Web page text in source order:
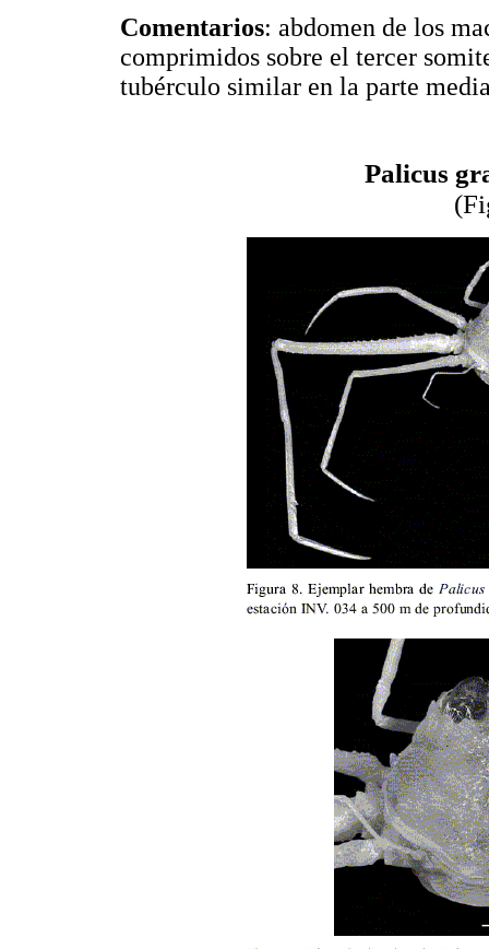
Comentarios: abdomen de los
comprimidos sobre el tercer
tubérculo similar en la parte
Palicus